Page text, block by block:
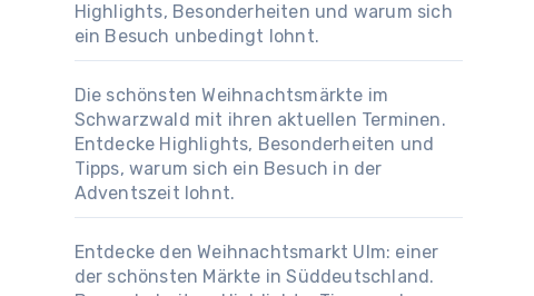
Highlights, Besonderheiten und warum sich
ein Besuch unbedingt lohnt.
Die schönsten Weihnachtsmärkte im
Schwarzwald mit ihren aktuellen Terminen.
Entdecke Highlights, Besonderheiten und
Tipps, warum sich ein Besuch in der
Adventszeit lohnt.
Entdecke den Weihnachtsmarkt Ulm: einer
der schönsten Märkte in Süddeutschland.